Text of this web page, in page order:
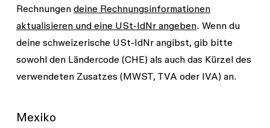
Rechnungen deine Rechnungsinformationen
aktualisieren und eine USt-IdNr angeben. Wenn du
deine schweizerische USt-IdNr angibst, gib bitte
sowohl den Ländercode (CHE) als auch das Kürzel des
verwendeten Zusatzes (MWST, TVA oder IVA) an.
Mexiko